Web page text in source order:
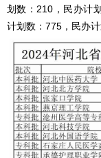
划数：210，民办计
计划数：775，民办